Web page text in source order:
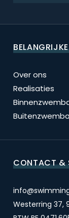
Over ons
Realisaties
CONTACT &
Westerring 37,